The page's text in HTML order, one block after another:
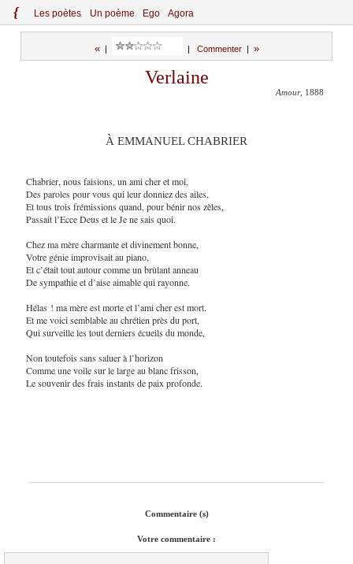
{ Les poètes Un poème Ego Agora
«| Commenter| »
Verlaine
Amour, 1888
À EMMANUEL CHABRIER
Chabrier, nous faisions, un ami cher et moi,
Des paroles pour vous qui leur donniez des ailes,
Et tous trois frémissions quand, pour bénir nos zèles,
Passait l’Ecce Deus et le Je ne sais quoi.
Chez ma mère charmante et divinement bonne,
Votre génie improvisait au piano,
Et c’était tout autour comme un brûlant anneau
De sympathie et d’aise aimable qui rayonne.
Hélas ! ma mère est morte et l’ami cher est mort.
Et me voici semblable au chrétien près du port,
Qui surveille les tout derniers écueils du monde,
Non toutefois sans saluer à l’horizon
Comme une voile sur le large au blanc frisson,
Le souvenir des frais instants de paix profonde.
Commentaire (s)
Votre commentaire :